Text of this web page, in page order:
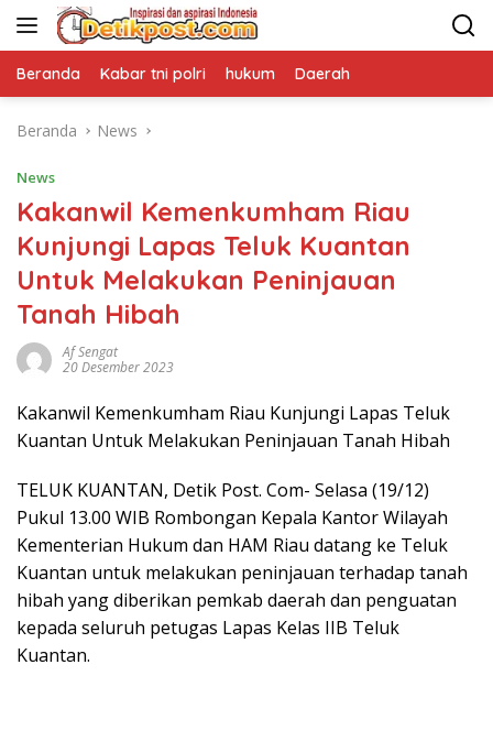
Langsung
Beranda Kabar tni polri hukum Daerah
Beranda News
News
Kakanwil Kemenkumham Riau
Kunjungi Lapas Teluk Kuantan
Untuk Melakukan Peninjauan
Tanah Hibah
Af Sengat
20 Desember 2023
Kakanwil Kemenkumham Riau Kunjungi Lapas Teluk
Kuantan Untuk Melakukan Peninjauan Tanah Hibah
TELUK KUANTAN, Detik Post. Com- Selasa (19/12)
Pukul 13.00 WIB Rombongan Kepala Kantor Wilayah
Kementerian Hukum dan HAM Riau datang ke Teluk
Kuantan untuk melakukan peninjauan terhadap tanah
hibah yang diberikan pemkab daerah dan penguatan
kepada seluruh petugas Lapas Kelas IIB Teluk
Kuantan.